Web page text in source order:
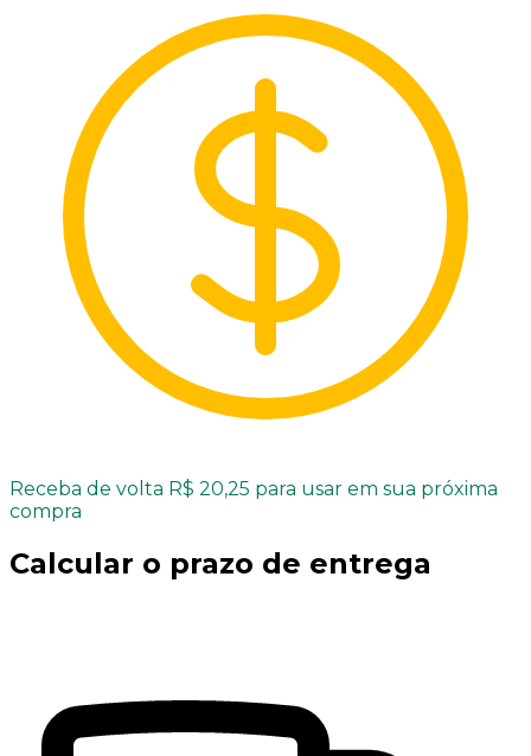
Receba de volta R$ 20,25 para usar em sua próxima
compra
Calcular o prazo de entrega